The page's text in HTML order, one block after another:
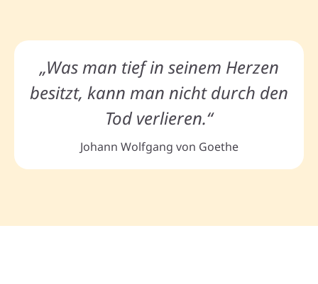
„Was man tief in seinem Herzen
besitzt, kann man nicht durch den
Tod verlieren.“
Johann Wolfgang von Goethe